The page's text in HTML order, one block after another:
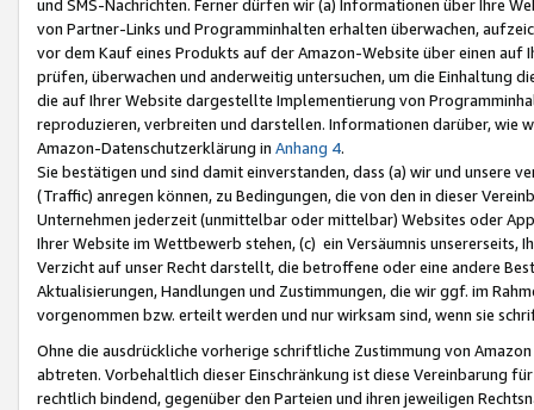
und SMS-Nachrichten. Ferner dürfen wir (a) Informationen über Ihre
von Partner-Links und Programminhalten erhalten überwachen,
vor dem Kauf eines Produkts auf der Amazon-Website über einen
prüfen, überwachen und anderweitig untersuchen, um die Einhaltung
die auf Ihrer Website dargestellte Implementierung von
reproduzieren, verbreiten und darstellen. Informationen darüber, wie
Amazon-Datenschutzerklärung in Anhang 4.
Sie bestätigen und sind damit einverstanden, dass (a) wir und
(Traffic) anregen können, zu Bedingungen, die von den in dieser
Unternehmen jederzeit (unmittelbar oder mittelbar) Websites oder
Ihrer Website im Wettbewerb stehen, (c) ein Versäumnis unsererseits,
Verzicht auf unser Recht darstellt, die betroffene oder eine andere
Aktualisierungen, Handlungen und Zustimmungen, die wir ggf. im
vorgenommen bzw. erteilt werden und nur wirksam sind, wenn sie
Ohne die ausdrückliche vorherige schriftliche Zustimmung von
abtreten. Vorbehaltlich dieser Einschränkung ist diese Vereinbarung
rechtlich bindend, gegenüber den Parteien und ihren jeweiligen